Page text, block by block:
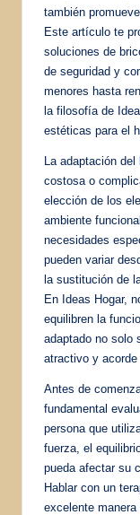
también
Este artículo te
soluciones de
de seguridad y
menores hasta
la filosofía de
estéticas para el
La adaptación
costosa o
elección de los
ambiente
necesidades
pueden variar
la sustitución de
En Ideas Hogar,
equilibren la
adaptado no solo
atractivo y acorde
Antes de
fundamental
persona que
fuerza, el
pueda afectar su
Hablar con un
excelente